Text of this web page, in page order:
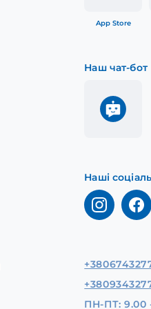
App Store
Наш чат-бот
Наші
ПН-ПТ: 9.00